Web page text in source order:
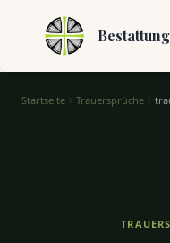
Startseite Trauersprüche